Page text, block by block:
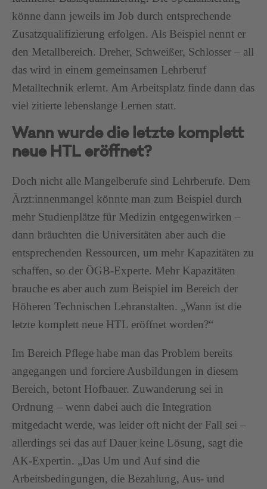
könne dann jeweils im Job durch entsprechende
Zusatzqualifizierung erfolgen. Als Beispiel nennt er
den Metallbereich. Dreher, Schweißer, Schlosser – all
das wird in einem gemeinsamen Lehrberuf
Metalltechnik erlernt. Am Arbeitsplatz finde dann das
viel zitierte lebenslange Lernen statt.
Wann wurde die letzte komplett
neue HTL eröffnet?
Doch nicht alle Mangelberufe sind Lehrberufe. Dem
Ärzt:innenmangel könnte man zum Beispiel durch
mehr Studienplätze für Medizin entgegenwirken –
dann bräuchten die Universitäten aber auch die
entsprechenden Ressourcen, um mehr Kapazitäten zu
schaffen, so der ÖGB-Experte. Mehr Kapazitäten
brauche es aber auch zum Beispiel im Bereich der
Höheren Technischen Lehranstalten. „Wann ist die
letzte komplett neue HTL eröffnet worden?“
Im Bereich Pflege habe man das Problem bereits
angegangen und forciere Ausbildungen in diesem
Bereich, betont Hofbauer. Zuwanderung sei in
Ordnung – wenn dabei auch die Integration
mitgedacht werde, was leider oft nicht der Fall sei –
allerdings sei das auf Dauer keine Lösung, sagt die
AK-Expertin. „Das Um und Auf sind die
Arbeitsbedingungen, die Bezahlung, Aus- und